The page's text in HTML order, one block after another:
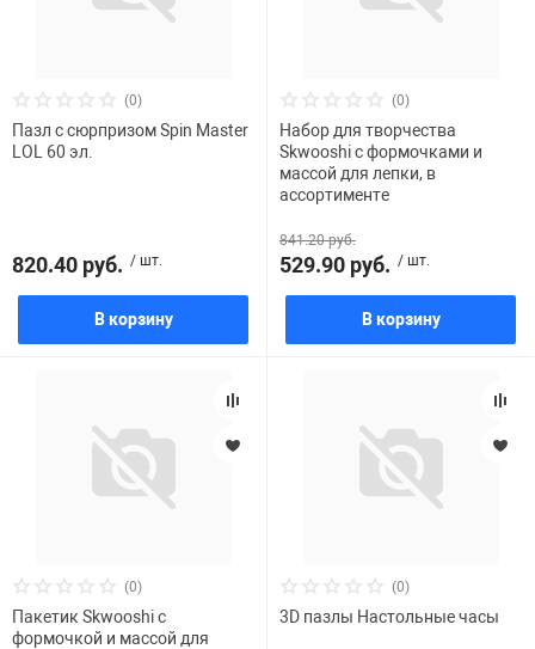
(0)
Пазл с сюрпризом Spin Master
LOL 60 эл.
820.40 руб. / шт.
В корзину
(0)
Набор для творчества
Skwooshi c формочками и
массой для лепки, в
ассортименте
841.20 руб.
529.90 руб. / шт.
В корзину
(0)
Пакетик Skwooshi с
формочкой и массой для
(0)
3D пазлы Настольные часы